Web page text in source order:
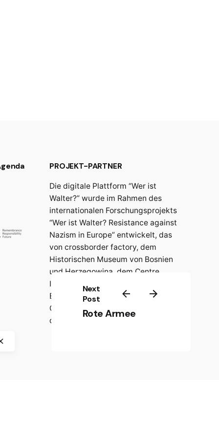
Next
Post
Rote Armee
PROJEKT-PARTNER
Die digitale Plattform “Wer ist
Walter?” wurde im Rahmen des
internationalen Forschungsprojekts
“Wer ist Walter? Resistance against
Nazism in Europe” entwickelt, das
von crossborder factory, dem
Historischen Museum von Bosnien
und Herzegowina, dem Centre
International de Formation
Européenne (CIFE) und der
Gedenkstätte Jasenovac
durchgeführt wurde.